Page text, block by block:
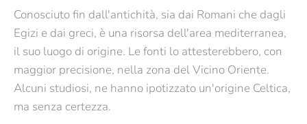
ESAURITO
Porro Carentan 2 Bio
€2,60
Contattaci per avere informazioni su questo
Porro de Carentan 2
€1,20
Confezione
Conosciuto fin dall'antichità, sia dai Romani che dagli
Egizi e dai greci, è una risorsa dell'area mediterranea,
il suo luogo di origine. Le fonti lo attesterebbero, con
maggior precisione, nella zona del Vicino Oriente.
Alcuni studiosi, ne hanno ipotizzato un'origine Celtica,
ma senza certezza.